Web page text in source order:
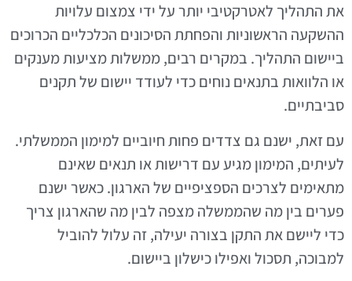
את התהליך לאטרקטיבי יותר על ידי צמצום עלויות
ההשקעה הראשוניות והפחתת הסיכונים הכלכליים הכרוכים
ביישום התהליך. במקרים רבים, ממשלות מציעות מענקים
או הלוואות בתנאים נוחים כדי לעודד יישום של תקנים
סביבתיים.
עם זאת, ישנם גם צדדים פחות חיוביים למימון הממשלתי.
לעיתים, המימון מגיע עם דרישות או תנאים שאינם
מתאימים לצרכים הספציפיים של הארגון. כאשר ישנם
פערים בין מה שהממשלה מצפה לבין מה שהארגון צריך
כדי ליישם את התקן בצורה יעילה, זה עלול להוביל
למבוכה, תסכול ואפילו כישלון ביישום.